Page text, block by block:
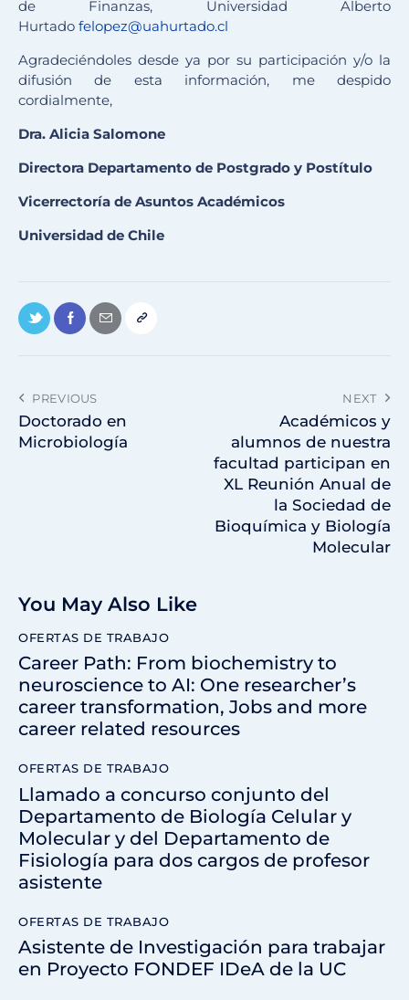
de Finanzas, Universidad Alberto
Hurtado felopez@uahurtado.cl
Agradeciéndoles desde ya por su participación y/o la
difusión de esta información, me despido
cordialmente,
Dra. Alicia Salomone
Directora Departamento de Postgrado y Postítulo
Vicerrectoría de Asuntos Académicos
Universidad de Chile
PREVIOUS
Doctorado en
Microbiología
NEXT
Académicos y
alumnos de nuestra
facultad participan en
XL Reunión Anual de
la Sociedad de
Bioquímica y Biología
Molecular
You May Also Like
OFERTAS DE TRABAJO
Career Path: From biochemistry to
neuroscience to AI: One researcher’s
career transformation, Jobs and more
career related resources
OFERTAS DE TRABAJO
Llamado a concurso conjunto del
Departamento de Biología Celular y
Molecular y del Departamento de
Fisiología para dos cargos de profesor
asistente
OFERTAS DE TRABAJO
Asistente de Investigación para trabajar
en Proyecto FONDEF IDeA de la UC